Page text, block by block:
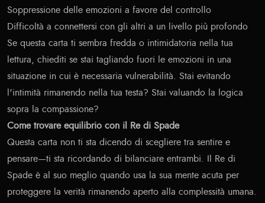
Soppressione delle emozioni a favore del controllo
Difficoltà a connettersi con gli altri a un livello più profondo
Se questa carta ti sembra fredda o intimidatoria nella tua
lettura, chiediti se stai tagliando fuori le emozioni in una
situazione in cui è necessaria vulnerabilità. Stai evitando
l'intimità rimanendo nella tua testa? Stai valuando la logica
sopra la compassione?
Come trovare equilibrio con il Re di Spade
Questa carta non ti sta dicendo di scegliere tra sentire e
pensare—ti sta ricordando di bilanciare entrambi. Il Re di
Spade è al suo meglio quando usa la sua mente acuta per
proteggere la verità rimanendo aperto alla complessità umana.